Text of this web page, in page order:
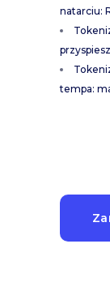
natarciu:
tempa: